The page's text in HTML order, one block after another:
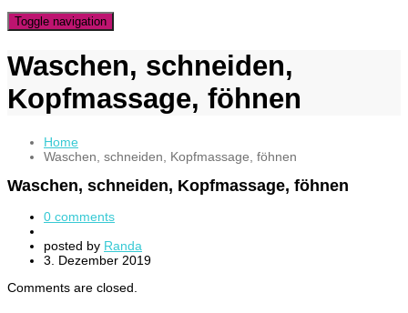
Toggle navigation
Waschen, schneiden,
Kopfmassage, föhnen
Home
Waschen, schneiden, Kopfmassage, föhnen
Waschen, schneiden, Kopfmassage, föhnen
0 comments
posted by Randa
3. Dezember 2019
Comments are closed.